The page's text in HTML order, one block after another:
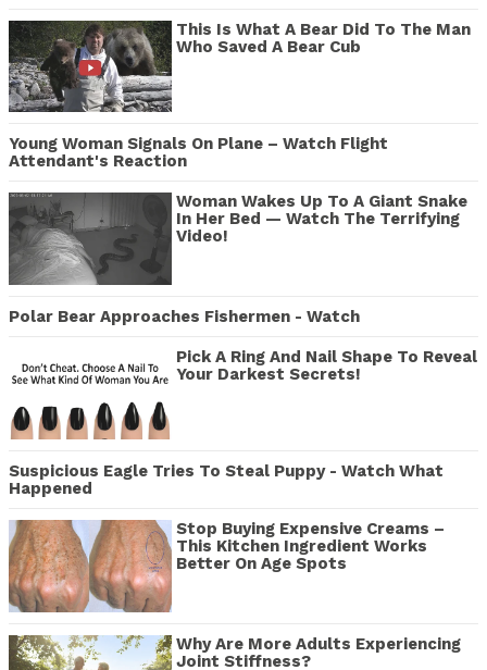
This Is What A Bear Did To The Man
Who Saved A Bear Cub
Young Woman Signals On Plane – Watch Flight
Attendant's Reaction
Woman Wakes Up To A Giant Snake
In Her Bed — Watch The Terrifying
Video!
Polar Bear Approaches Fishermen - Watch
Pick A Ring And Nail Shape To Reveal
Your Darkest Secrets!
Suspicious Eagle Tries To Steal Puppy - Watch What
Happened
Stop Buying Expensive Creams –
This Kitchen Ingredient Works
Better On Age Spots
Why Are More Adults Experiencing
Joint Stiffness?